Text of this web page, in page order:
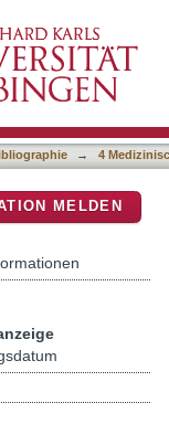
with
→ 4
MELDEN